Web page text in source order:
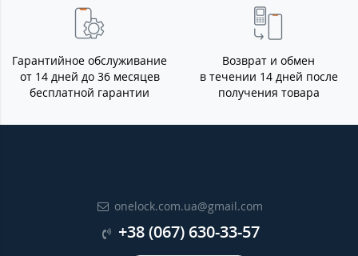
Гарантийное обслуживание
от 14 дней до 36 месяцев
бесплатной гарантии
Возврат и обмен
в течении 14 дней после
получения товара
onelock.com.ua@gmail.com
+38 (067) 630-33-57